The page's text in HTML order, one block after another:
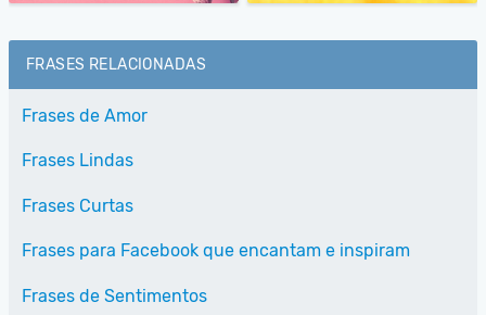
FRASES RELACIONADAS
Frases de Amor
Frases Lindas
Frases Curtas
Frases para Facebook que encantam e inspiram
Frases de Sentimentos